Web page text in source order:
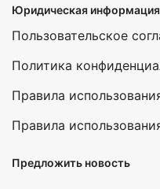
Юридическая информация
Пользовательское
Политика
Правила
Правила
Предложить новость